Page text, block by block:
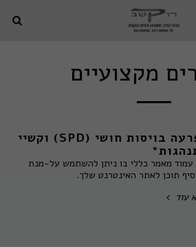
מקצועיים
הפרעה בויסות חושי (SPD) וקשיי
עמוד מאמר כללי בו ניתן להשתמש על-מנת
תוכן לאתר האינטרנט שלך.
עוד